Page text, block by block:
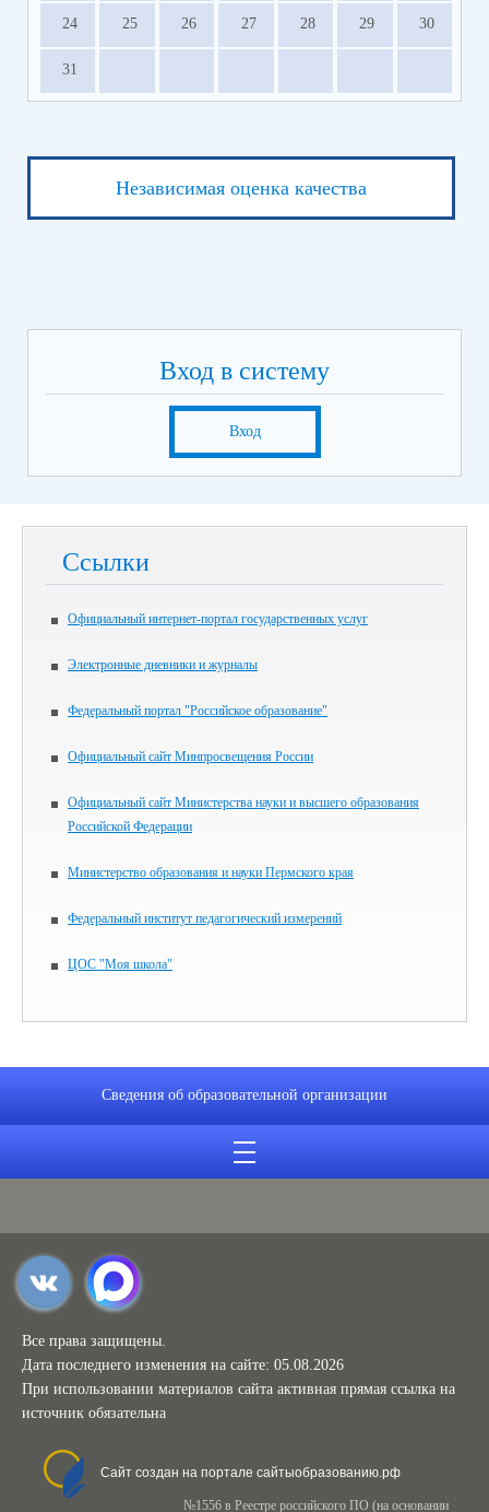
24 25 26 27 28 29 30
31
Независимая оценка качества
Вход в систему
Вход
Ссылки
Официальный интернет-портал государственных услуг
Электронные дневники и журналы
Федеральный портал "Российское образование"
Официальный сайт Минпросвещения России
Официальный сайт Министерства науки и высшего образования
Российской Федерации
Министерство образования и науки Пермского края
Федеральный институт педагогический измерений
ЦОС "Моя школа"
Сведения об образовательной организации
Все права защищены.
Дата последнего изменения на сайте: 05.08.2026
При использовании материалов сайта активная прямая ссылка на
источник обязательна
Сайт создан на портале сайтыобразованию.рф
№1556 в Реестре российского ПО (на основании